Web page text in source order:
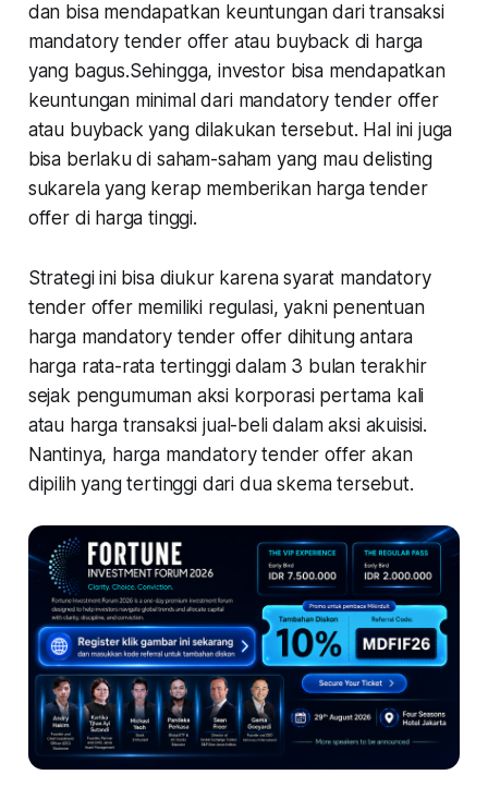
dan bisa mendapatkan keuntungan dari transaksi
mandatory tender offer atau buyback di harga
yang bagus.Sehingga, investor bisa mendapatkan
keuntungan minimal dari mandatory tender offer
atau buyback yang dilakukan tersebut. Hal ini juga
bisa berlaku di saham-saham yang mau delisting
sukarela yang kerap memberikan harga tender
offer di harga tinggi.
Strategi ini bisa diukur karena syarat mandatory
tender offer memiliki regulasi, yakni penentuan
harga mandatory tender offer dihitung antara
harga rata-rata tertinggi dalam 3 bulan terakhir
sejak pengumuman aksi korporasi pertama kali
atau harga transaksi jual-beli dalam aksi akuisisi.
Nantinya, harga mandatory tender offer akan
dipilih yang tertinggi dari dua skema tersebut.